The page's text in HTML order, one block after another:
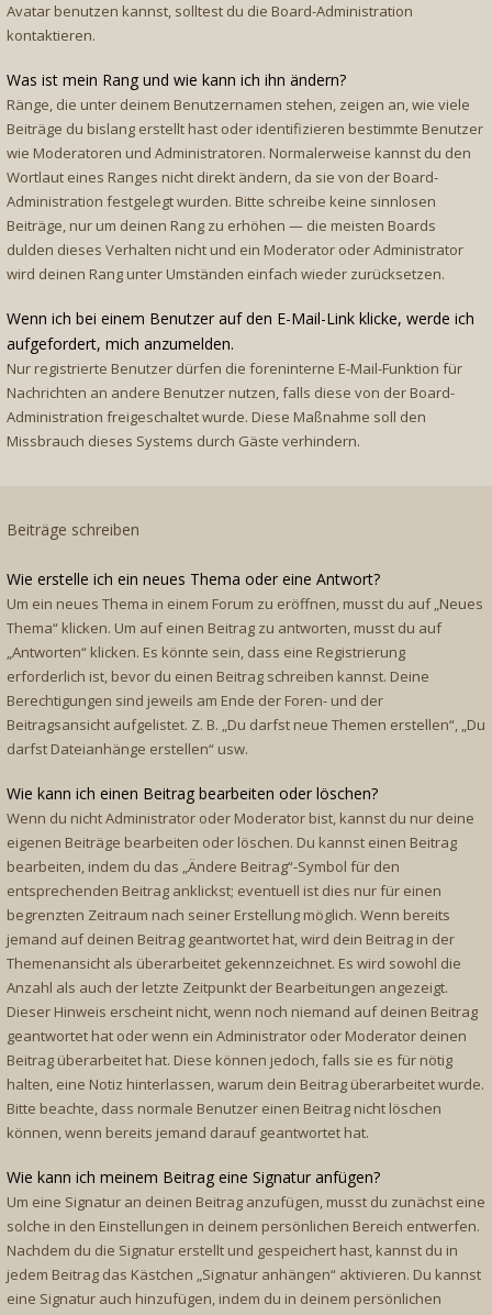
Avatar benutzen kannst, solltest du die Board-Administration
kontaktieren.
Was ist mein Rang und wie kann ich ihn ändern?
Ränge, die unter deinem Benutzernamen stehen, zeigen an, wie viele
Beiträge du bislang erstellt hast oder identifizieren bestimmte Benutzer
wie Moderatoren und Administratoren. Normalerweise kannst du den
Wortlaut eines Ranges nicht direkt ändern, da sie von der Board-
Administration festgelegt wurden. Bitte schreibe keine sinnlosen
Beiträge, nur um deinen Rang zu erhöhen — die meisten Boards
dulden dieses Verhalten nicht und ein Moderator oder Administrator
wird deinen Rang unter Umständen einfach wieder zurücksetzen.
Wenn ich bei einem Benutzer auf den E-Mail-Link klicke, werde ich
aufgefordert, mich anzumelden.
Nur registrierte Benutzer dürfen die foreninterne E-Mail-Funktion für
Nachrichten an andere Benutzer nutzen, falls diese von der Board-
Administration freigeschaltet wurde. Diese Maßnahme soll den
Missbrauch dieses Systems durch Gäste verhindern.
Beiträge schreiben
Wie erstelle ich ein neues Thema oder eine Antwort?
Um ein neues Thema in einem Forum zu eröffnen, musst du auf „Neues
Thema“ klicken. Um auf einen Beitrag zu antworten, musst du auf
„Antworten“ klicken. Es könnte sein, dass eine Registrierung
erforderlich ist, bevor du einen Beitrag schreiben kannst. Deine
Berechtigungen sind jeweils am Ende der Foren- und der
Beitragsansicht aufgelistet. Z. B. „Du darfst neue Themen erstellen“, „Du
darfst Dateianhänge erstellen“ usw.
Wie kann ich einen Beitrag bearbeiten oder löschen?
Wenn du nicht Administrator oder Moderator bist, kannst du nur deine
eigenen Beiträge bearbeiten oder löschen. Du kannst einen Beitrag
bearbeiten, indem du das „Ändere Beitrag“-Symbol für den
entsprechenden Beitrag anklickst; eventuell ist dies nur für einen
begrenzten Zeitraum nach seiner Erstellung möglich. Wenn bereits
jemand auf deinen Beitrag geantwortet hat, wird dein Beitrag in der
Themenansicht als überarbeitet gekennzeichnet. Es wird sowohl die
Anzahl als auch der letzte Zeitpunkt der Bearbeitungen angezeigt.
Dieser Hinweis erscheint nicht, wenn noch niemand auf deinen Beitrag
geantwortet hat oder wenn ein Administrator oder Moderator deinen
Beitrag überarbeitet hat. Diese können jedoch, falls sie es für nötig
halten, eine Notiz hinterlassen, warum dein Beitrag überarbeitet wurde.
Bitte beachte, dass normale Benutzer einen Beitrag nicht löschen
können, wenn bereits jemand darauf geantwortet hat.
Wie kann ich meinem Beitrag eine Signatur anfügen?
Um eine Signatur an deinen Beitrag anzufügen, musst du zunächst eine
solche in den Einstellungen in deinem persönlichen Bereich entwerfen.
Nachdem du die Signatur erstellt und gespeichert hast, kannst du in
jedem Beitrag das Kästchen „Signatur anhängen“ aktivieren. Du kannst
eine Signatur auch hinzufügen, indem du in deinem persönlichen